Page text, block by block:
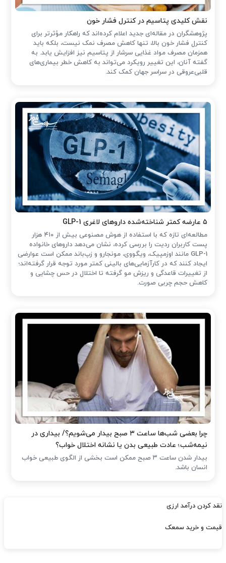
نقش کلیدی پتاسیم در کنترل فشار خون
پژوهشگران در مقاله‌ای جدید اعلام کرده‌اند که راهکار مؤثرتر برای
کنترل فشار خون بالا، تنها کاهش مصرف نمک نیست، بلکه باید
همزمان مصرف مواد غذایی سرشار از پتاسیم نیز افزایش یابد. به
گفته آنان، این تغییر رویکرد می‌تواند به کاهش خطر بیماری‌های
قلبی‌عروقی در سراسر جهان کمک کند.
۵ عارضه کمتر شناخته‌شده داروهای لاغری GLP-1
مطالعه‌ای تازه که با استفاده از هوش مصنوعی بیش از ۴۱۰ هزار
پست کاربران ردیت را بررسی کرده، نشان می‌دهد داروهای خانواده
GLP-1 مانند اوزمپیک، ویگووی، مونجارو و زپ‌باند ممکن است عوارضی
ایجاد کنند که در کارآزمایی‌های بالینی کمتر مورد توجه قرار گرفته‌اند؛
از تغییرات قاعدگی و ریزش مو گرفته تا اختلال در حس چشایی و
کاهش حجم چربی صورت.
چرا بعضی شب‌ها ساعت ۳ صبح بیدار می‌شویم؟/ بیداری در
نیمه‌شب؛ عادت طبیعی بدن یا نشانه اختلال خواب؟
بیدار شدن ساعت ۳ صبح ممکن است بخشی از الگوی طبیعی خواب
انسان باشد.
نقد کردن درآمد ارزی
قیمت و خرید سمعک